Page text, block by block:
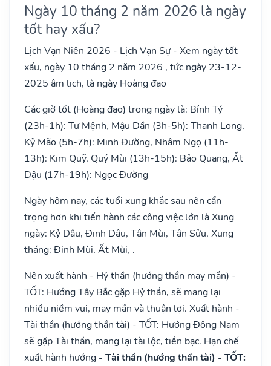
Ngày 10 tháng 2 năm 2026 là ngày
tốt hay xấu?
Lịch Vạn Niên 2026 - Lịch Vạn Sự - Xem ngày tốt
xấu, ngày 10 tháng 2 năm 2026 , tức ngày 23-12-
2025 âm lịch, là ngày Hoàng đạo
Các giờ tốt (Hoàng đạo) trong ngày là: Bính Tý
(23h-1h): Tư Mệnh, Mậu Dần (3h-5h): Thanh Long,
Kỷ Mão (5h-7h): Minh Đường, Nhâm Ngọ (11h-
13h): Kim Quỹ, Quý Mùi (13h-15h): Bảo Quang, Ất
Dậu (17h-19h): Ngọc Đường
Ngày hôm nay, các tuổi xung khắc sau nên cẩn
trọng hơn khi tiến hành các công việc lớn là Xung
ngày: Kỷ Dậu, Đinh Dậu, Tân Mùi, Tân Sửu, Xung
tháng: Đinh Mùi, Ất Mùi, .
Nên xuất hành - Hỷ thần (hướng thần may mắn) -
TỐT: Hướng Tây Bắc gặp Hỷ thần, sẽ mang lại
nhiều niềm vui, may mắn và thuận lợi. Xuất hành -
Tài thần (hướng thần tài) - TỐT: Hướng Đông Nam
sẽ gặp Tài thần, mang lại tài lộc, tiền bạc. Hạn chế
xuất hành hướng - Tài thần (hướng thần tài) - TỐT: